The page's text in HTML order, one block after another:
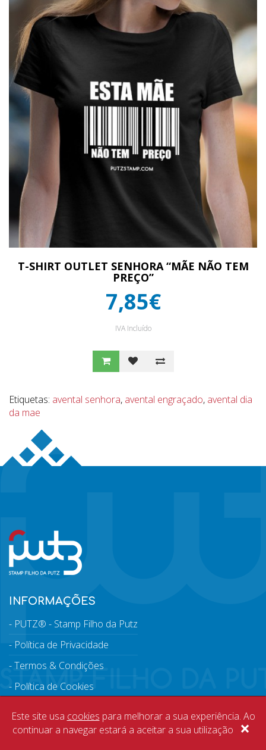
T-SHIRT OUTLET SENHORA “MÃE NÃO TEM
PREÇO”
7,85€
IVA Incluído
Etiquetas: avental senhora, avental engraçado, avental dia
da mae
INFORMAÇÕES
PUTZ® - Stamp Filho da Putz
Política de Privacidade
Termos & Condições
Política de Cookies
SERVIÇOS AO CLIENTE
Este site usa cookies para melhorar a sua experiência. Ao
continuar a navegar estará a aceitar a sua utilização ×